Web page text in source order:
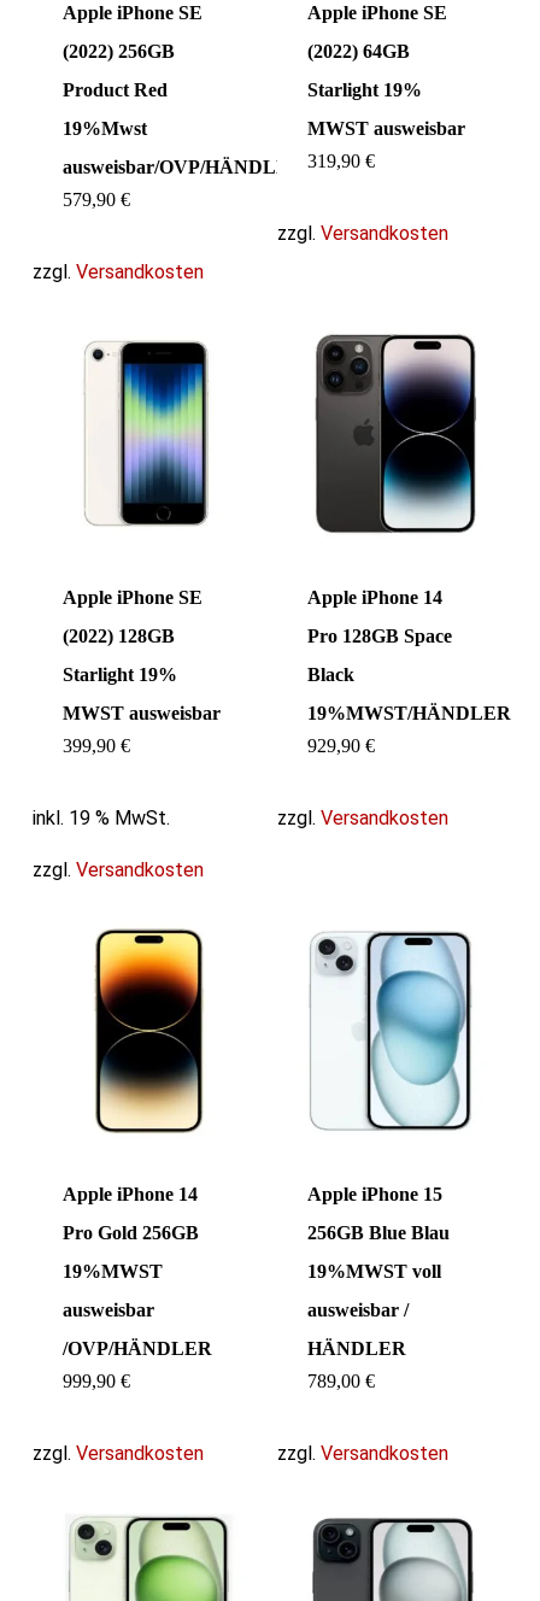
Apple iPhone SE
(2022) 256GB
Product Red
19%Mwst
ausweisbar/OVP/HÄNDLER
579,90€
zzgl.Versandkosten
Apple iPhone SE
(2022) 64GB
Starlight 19%
MWST ausweisbar
319,90€
zzgl.Versandkosten
Apple iPhone SE
(2022) 128GB
Starlight 19%
MWST ausweisbar
399,90€
inkl. 19 % MwSt.
zzgl.Versandkosten
Apple iPhone 14
Pro 128GB Space
Black
19%MWST/HÄNDLER
929,90€
zzgl.Versandkosten
Apple iPhone 14
Pro Gold 256GB
19%MWST
ausweisbar
/OVP/HÄNDLER
999,90€
zzgl.Versandkosten
Apple iPhone 15
256GB Blue Blau
19%MWST voll
ausweisbar /
HÄNDLER
789,00€
zzgl.Versandkosten